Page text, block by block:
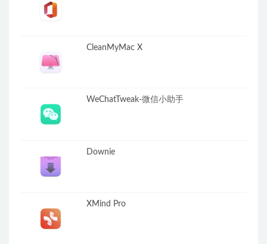
CleanMyMac X
WeChatTweak-微信小助手
Downie
XMind Pro